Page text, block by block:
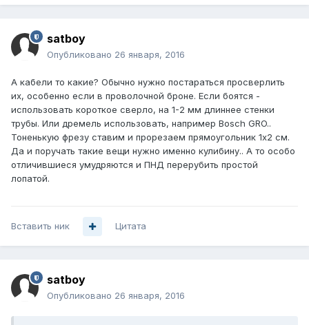
satboy
Опубликовано 26 января, 2016
А кабели то какие? Обычно нужно постараться просверлить
их, особенно если в проволочной броне. Если боятся -
использовать короткое сверло, на 1-2 мм длиннее стенки
трубы. Или дремель использовать, например Bosch GRO..
Тоненькую фрезу ставим и прорезаем прямоугольник 1х2 см.
Да и поручать такие вещи нужно именно кулибину.. А то особо
отличившиеся умудряются и ПНД перерубить простой
лопатой.
Вставить ник Цитата
satboy
Опубликовано 26 января, 2016